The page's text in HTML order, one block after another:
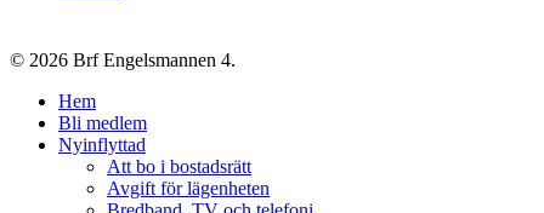
© 2026 Brf Engelsmannen 4.
Close
Menu
Hem
Bli medlem
Nyinflyttad
Att bo i bostadsrätt
Avgift för lägenheten